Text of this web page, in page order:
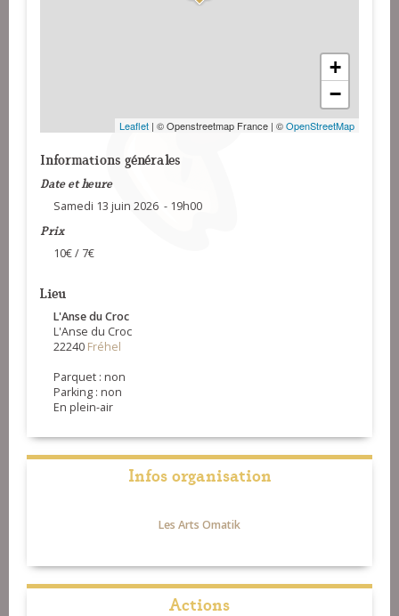
+
−
Leaflet | © Openstreetmap France | ©OpenStreetMap
Informations générales
Date et heure
Samedi 13 juin 2026 - 19h00
Prix
10€ / 7€
Lieu
L'Anse du Croc
L'Anse du Croc
22240 Fréhel
Parquet : non
Parking : non
En plein-air
Infos organisation
Les Arts Omatik
Actions